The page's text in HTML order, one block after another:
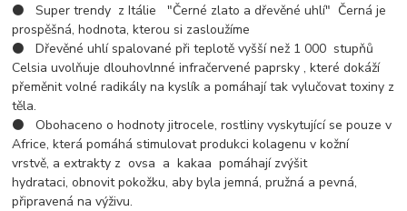
⚫️ Supertrendy z Itálie "Černé zlato a dřevěné uhlí" Černá je
prospěšná,hodnota, kterou si zasloužíme
⚫️
Dřevěné uhlí spalované při teplotě vyšší než 1 000 stupňů
Celsiauvolňuje dlouhovlnné infračervené paprsky, které dokáží
přeměnit volné radikály na kyslík a pomáhají tak vylučovat toxiny z
těla.
⚫️
Obohaceno ohodnotyjitrocele,rostliny vyskytující se pouze v
Africe,která pomáhá stimulovat produkci kolagenuv kožní
vrstvě, aextrakty zovsa akakaapomáhají zvýšit
hydrataci,obnovit pokožku, aby byla jemná, pružná a pevná,
připravená na výživu.